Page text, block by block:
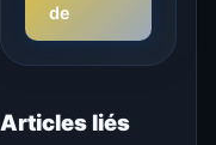
de
Articles liés